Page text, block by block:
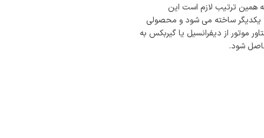
ترتیب لازم است این
به یکدیگر ساخته می شود و محصولی
موتور از دیفرانسیل یا گیربکس به
شود.